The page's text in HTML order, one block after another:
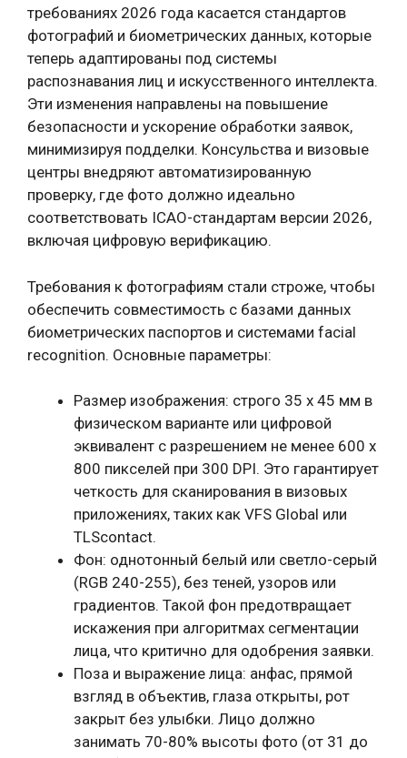
требованиях 2026 года касается стандартов
фотографий и биометрических данных, которые
теперь адаптированы под системы
распознавания лиц и искусственного интеллекта.
Эти изменения направлены на повышение
безопасности и ускорение обработки заявок,
минимизируя подделки. Консульства и визовые
центры внедряют автоматизированную
проверку, где фото должно идеально
соответствовать ICAO-стандартам версии 2026,
включая цифровую верификацию.
Требования к фотографиям стали строже, чтобы
обеспечить совместимость с базами данных
биометрических паспортов и системами facial
recognition. Основные параметры:
Размер изображения: строго 35 x 45 мм в
физическом варианте или цифровой
эквивалент с разрешением не менее 600 x
800 пикселей при 300 DPI. Это гарантирует
четкость для сканирования в визовых
приложениях, таких как VFS Global или
TLScontact.
Фон: однотонный белый или светло-серый
(RGB 240-255), без теней, узоров или
градиентов. Такой фон предотвращает
искажения при алгоритмах сегментации
лица, что критично для одобрения заявки.
Поза и выражение лица: анфас, прямой
взгляд в объектив, глаза открыты, рот
закрыт без улыбки. Лицо должно
занимать 70-80% высоты фото (от 31 до